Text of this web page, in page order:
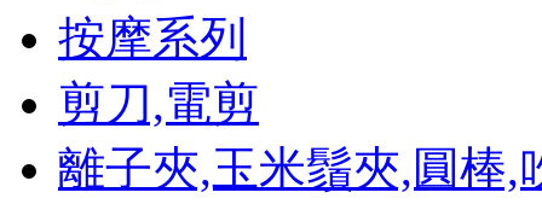
Tory
Burch 按摩系列
剪刀,電剪
離子夾,玉米鬚夾,圓棒,